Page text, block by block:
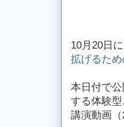
10月20日
拡げるた
本日付で
する体験
講演動画（